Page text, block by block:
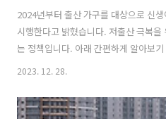
2024년부터 출산 가구를 대상으로 신
시행한다고 밝혔습니다. 저출산 극복
는 정책입니다. 아래 간편하게 알아보기
대출 조건 2024년 1월 시행하며 2023년
갈리는 부분이 있는데요. 2022년 12월
구에 해당되는데 2023년 이전에 출산
2023. 12. 28.